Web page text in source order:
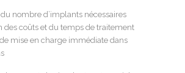
nombre d’implants nécessaires
des coûts et du temps de traitement
mise en charge immédiate dans